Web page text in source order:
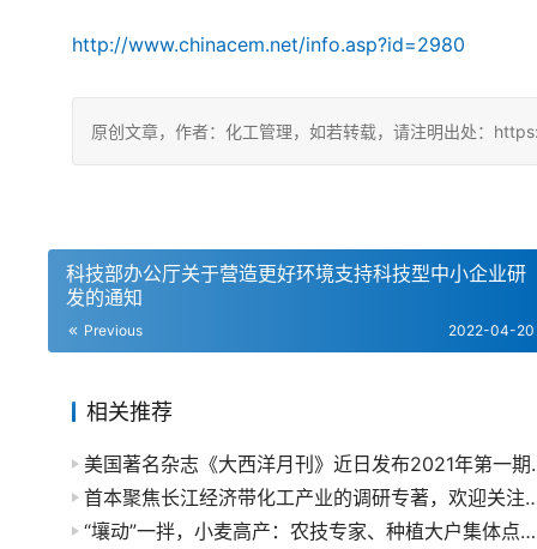
http://www.chinacem.net/info.asp?id=2980
原创文章，作者：化工管理，如若转载，请注明出处：
科技部办公厅关于营造更好环境支持科技型中小企业研
发的通知
Previous 2022-04-20
相关推荐
美国著名杂志《大
首本聚焦长江经济带化工产
“壤动”一拌，小麦高产：农技专家、种植大户集体点赞！